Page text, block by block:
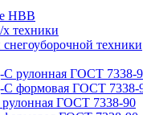
HBB
техники
техники
рулонная ГОСТ 7338-
формовая ГОСТ 7338-
ГОСТ 7338-90